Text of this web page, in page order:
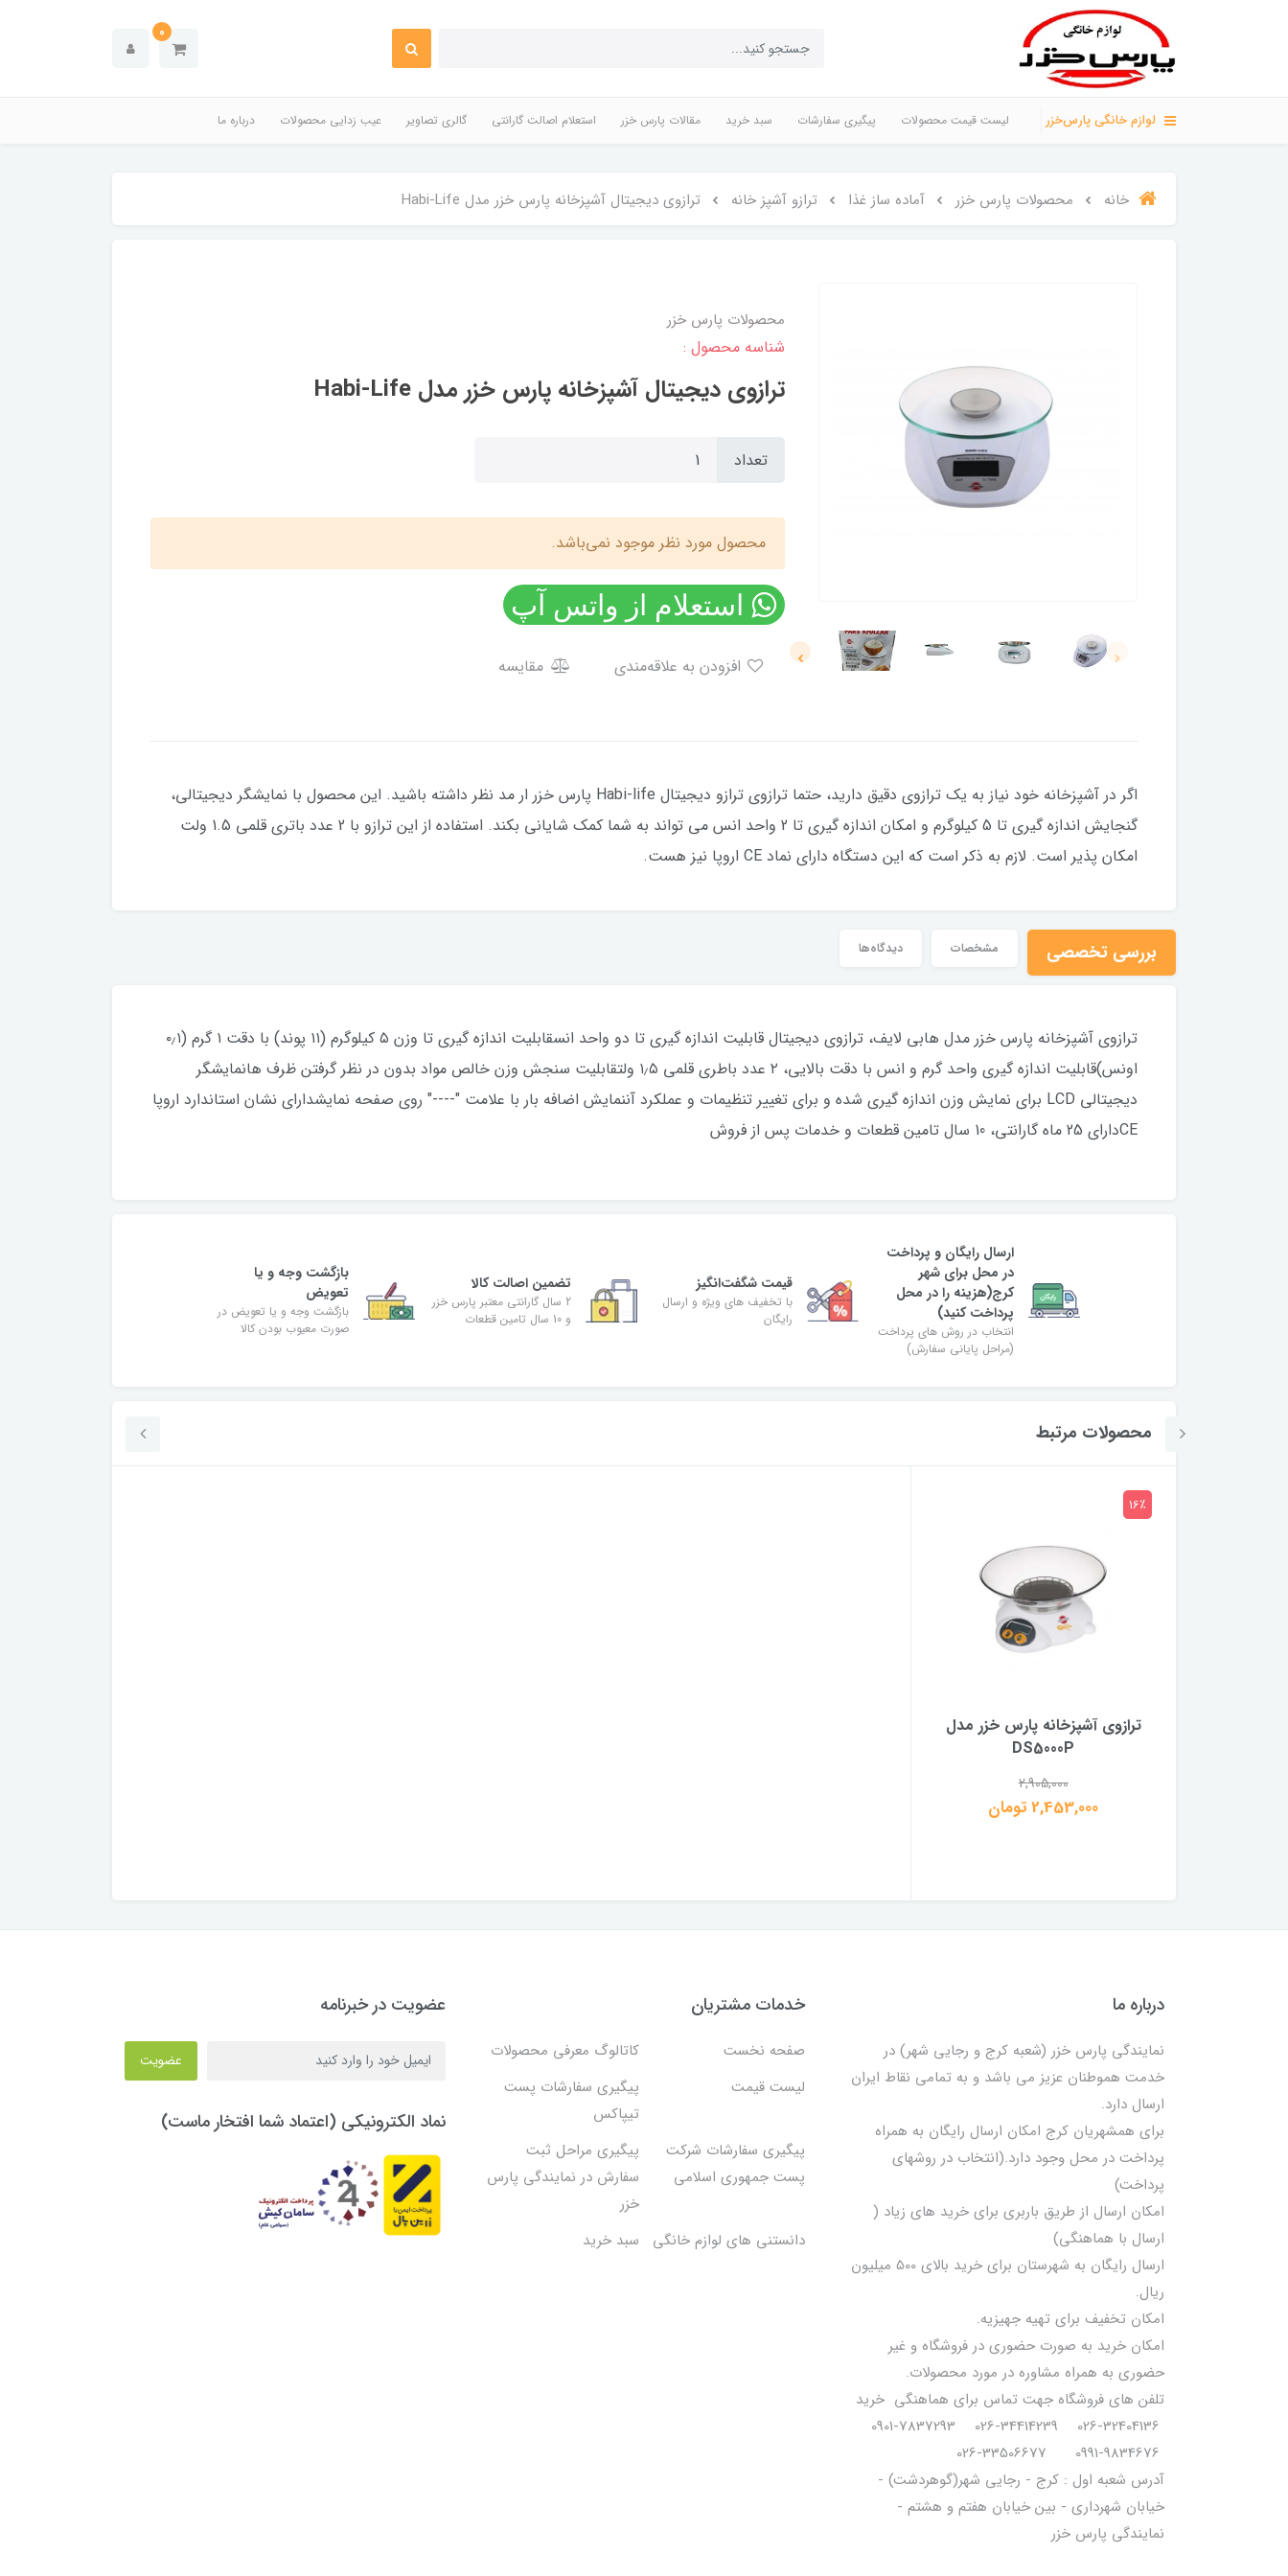
0
لوازم خانگی پارس‌خزر لیست قیمت محصولات پیگیری سفارشات سبد خرید مقالات پارس خزر استعلام اصالت گارانتی گالری تصاویر عیب زدایی محصولات درباره ما
خانه محصولات پارس خزر آماده ساز غذا ترازو آشپز خانه ترازوی دیجیتال آشپزخانه پارس خزر مدل Habi-Life
محصولات پارس خزر
شناسه محصول :
ترازوی دیجیتال آشپزخانه پارس خزر مدل Habi-Life
تعداد
محصول مورد نظر موجود نمی‌باشد.
استعلام از واتس آپ
مقایسه
اگر در آشپزخانه خود نیاز به یک ترازوی دقیق دارید، حتما ترازوی ترازو ديجيتال Habi-life پارس خزر ار مد نظر داشته باشید. این محصول با نمایشگر دیجیتالی،
گنجایش اندازه گیری تا 5 کیلوگرم و امکان اندازه گیری تا 2 واحد انس می تواند به شما کمک شایانی بکند. استفاده از این ترازو با 2 عدد باتری قلمی 1.5 ولت
امکان پذیر است. لازم به ذکر است که این دستگاه دارای نماد CE اروپا نیز هست.
بررسی تخصصی مشخصات دیدگاه‌ها
ترازوی آشپزخانه پارس خزر مدل هابی لایف، ترازوی دیجیتال قابلیت اندازه گیری تا دو واحد انسقابلیت اندازه گیری تا وزن ۵ کیلوگرم (۱۱ پوند) با دقت ۱ گرم (۰٫۱
اونس)قابلیت اندازه گیری واحد گرم و انس با دقت بالایی، ۲ عدد باطری قلمی ۱٫۵ ولتقابلیت سنجش وزن خالص مواد بدون در نظر گرفتن ظرف هانمایشگر
دیجیتالی LCD برای نمایش وزن اندازه گیری شده و برای تغییر تنظیمات و عملکرد آننمایش اضافه بار با علامت "----" روی صفحه نمایشداراي نشان استاندارد اروپا
CEداراي 25 ماه گارانتي، 10 سال تامين قطعات و خدمات پس از فروش
ارسال رایگان و پرداخت
در محل برای شهر
کرج(هزینه را در محل
پرداخت کنید)
انتخاب در روش های پرداخت
(مراحل پایانی سفارش)
قیمت شگفت‌انگیز
با تخفیف های ویژه و ارسال
رایگان
تضمین اصالت کالا
2 سال گارانتی معتبر پارس خزر
و 10 سال تامین قطعات
بازگشت وجه و یا
تعویض
بازگشت وجه و یا تعویض در
صورت معیوب بودن کالا
محصولات مرتبط
ترازوی آشپزخانه پارس خزر مدل
DS5000P
2,905,000
2,453,000 تومان
16٪
درباره ما
نمایندگی پارس خزر (شعبه کرج و رجایی شهر) در
خدمت هموطنان عزیز می باشد و به تمامی نقاط ایران
ارسال دارد.
برای همشهریان کرج امکان ارسال رایگان به همراه
پرداخت در محل وجود دارد.(انتخاب در روشهای
پرداخت)
امکان ارسال از طریق باربری برای خرید های زیاد (
ارسال با هماهنگی)
ارسال رایگان به شهرستان برای خرید بالای 500 میلیون
ریال.
امکان تخفیف برای تهیه جهیزیه.
امکان خرید به صورت حضوری در فروشگاه و غیر
حضوری به همراه مشاوره در مورد محصولات.
تلفن های فروشگاه جهت تماس برای هماهنگی خرید
32404136-026 34414239-026 7837293-0901
آدرس شعبه اول : کرج - رجایی شهر(گوهردشت) -
خیابان شهرداری - بین خیابان هفتم و هشتم -
نمایندگی پارس خزر
خدمات مشتریان
صفحه نخست
کاتالوگ معرفی محصولات
لیست قیمت
پیگیری سفارشات پست
تیپاکس
پیگیری سفارشات شرکت
پست جمهوری اسلامی
پیگیری مراحل ثبت
سفارش در نمایندگی پارس
خزر
دانستنی های لوازم خانگی
سبد خرید
عضویت در خبرنامه
عضویت
نماد الکترونیکی (اعتماد شما افتخار ماست)